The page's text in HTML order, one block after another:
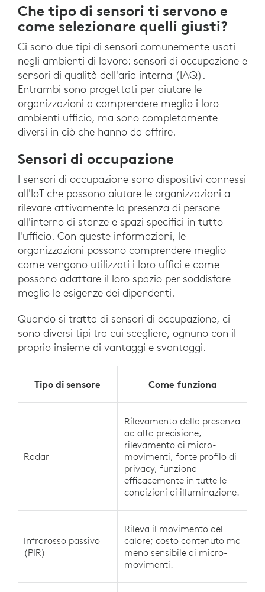
Che tipo di sensori ti servono e
come selezionare quelli giusti?
Ci sono due tipi di sensori comunemente usati
negli ambienti di lavoro: sensori di occupazione e
sensori di qualità dell'aria interna (IAQ).
Entrambi sono progettati per aiutare le
organizzazioni a comprendere meglio i loro
ambienti ufficio, ma sono completamente
diversi in ciò che hanno da offrire.
Sensori di occupazione
I sensori di occupazione sono dispositivi connessi
all'IoT che possono aiutare le organizzazioni a
rilevare attivamente la presenza di persone
all'interno di stanze e spazi specifici in tutto
l'ufficio. Con queste informazioni, le
organizzazioni possono comprendere meglio
come vengono utilizzati i loro uffici e come
possono adattare il loro spazio per soddisfare
meglio le esigenze dei dipendenti.
Quando si tratta di sensori di occupazione, ci
sono diversi tipi tra cui scegliere, ognuno con il
proprio insieme di vantaggi e svantaggi.
Tipo di sensore Come funziona
Radar
Rilevamento della presenza
ad alta precisione,
rilevamento di micro-
movimenti, forte profilo di
privacy, funziona
efficacemente in tutte le
condizioni di illuminazione.
Infrarosso passivo
(PIR)
Rileva il movimento del
calore; costo contenuto ma
meno sensibile ai micro-
movimenti.